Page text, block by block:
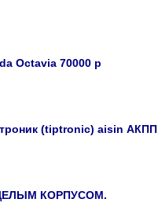
Octavia 70000 р
(tiptronic) aisin АКПП
КОРПУСОМ.